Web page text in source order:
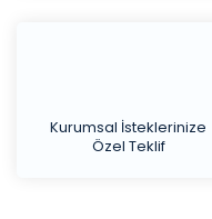
Kurumsal İsteklerinize
Özel Teklif